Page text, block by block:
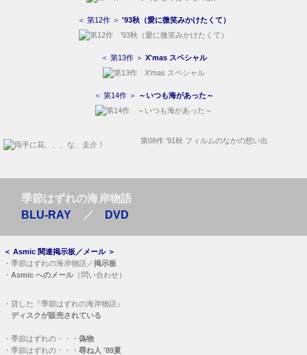
＜ 第12作 ＞ '93秋（愛に微笑みかけたくて）
＜ 第13作 ＞ X'mas スペシャル
＜ 第14作 ＞ ～いつも海があった～
第08作 ’91秋 フィルムのなかの想い出
季節はずれの海岸物語
BLU-RAY ／ DVD
＜ Asmic 関連掲示板／メール＞
・ 季節はずれの海岸物語／掲示板
・ Asmic へのメール（問い合わせ）
・ 貸した『季節はずれの海岸物語』
ディスクが販売されている
・ 季節はずれの・・・ 偽物
・ 季節はずれの・・・ 尋ね人 '89夏